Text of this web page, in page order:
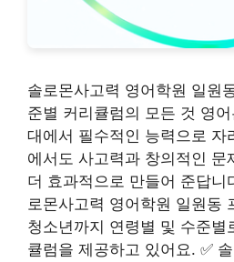
솔로몬사고력 영어학원 일원
준별 커리큘럼의 모든 것 영
대에서 필수적인 능력으로 자
에서도 사고력과 창의적인 문
더 효과적으로 만들어 준답니
로몬사고력 영어학원 일원동
청소년까지 연령별 및 수준별
큘럼을 제공하고 있어요. ✅